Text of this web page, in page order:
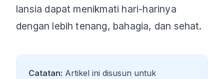
lansia dapat menikmati hari-harinya
dengan lebih tenang, bahagia, dan sehat.
Catatan: Artikel ini disusun untuk